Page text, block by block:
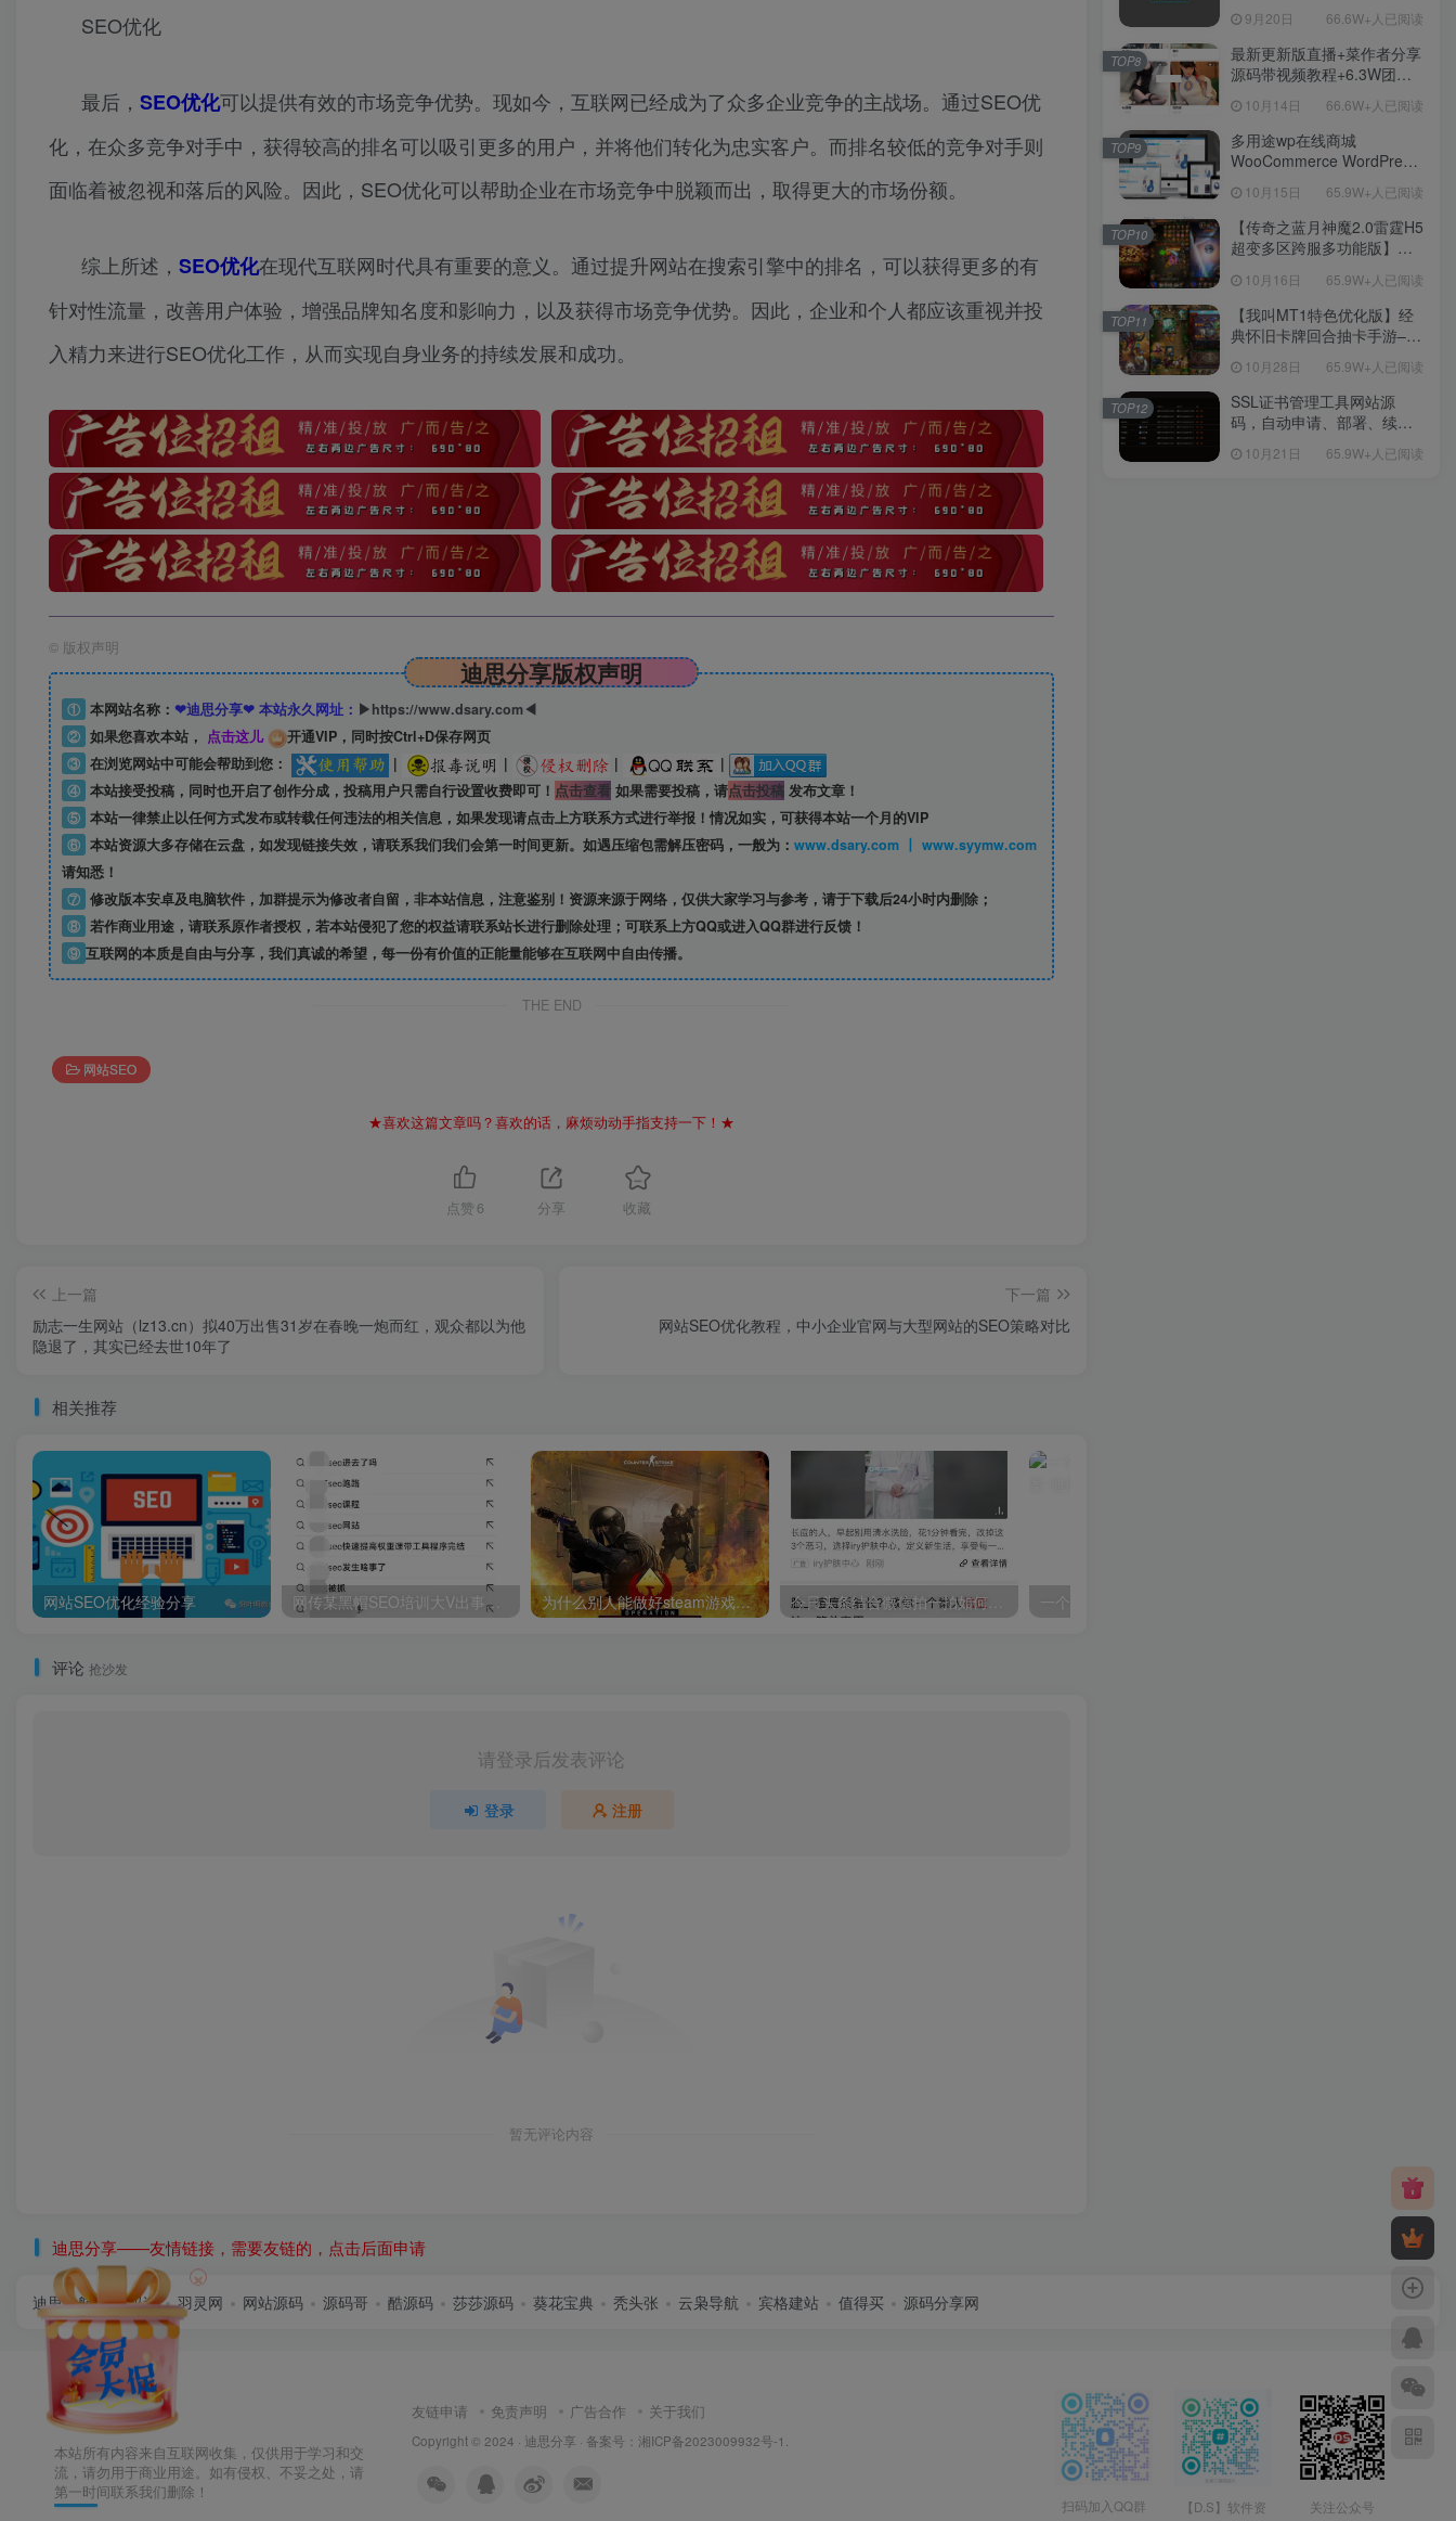
×
SEO优化
最后， SEO优化可以提供有效的市场竞争优势。现如今，互联网已经成为了众多企业竞争的主战场。通过SEO优
化，在众多竞争对手中，获得较高的排名可以吸引更多的用户，并将他们转化为忠实客户。而排名较低的竞争对手则
面临着被忽视和落后的风险。因此，SEO优化可以帮助企业在市场竞争中脱颖而出，取得更大的市场份额。
综上所述， SEO优化在现代互联网时代具有重要的意义。通过提升网站在搜索引擎中的排名，可以获得更多的有
针对性流量，改善用户体验，增强品牌知名度和影响力，以及获得市场竞争优势。因此，企业和个人都应该重视并投
入精力来进行SEO优化工作，从而实现自身业务的持续发展和成功。
© 版权声明
迪思分享版权声明
① 本网站名称： ❤迪思分享❤ 本站永久网址： ▶https://www.dsary.com◀
② 如果您喜欢本站， 点击这儿
开通VIP，同时按Ctrl+D保存网页
③ 在浏览网站中可能会帮助到您： | | |
|
④ 本站接受投稿，同时也开启了创作分成，投稿用户只需自行设置收费即可！ 点击查看如果需要投稿，请点击投稿发布文章！
⑤ 本站一律禁止以任何方式发布或转载任何违法的相关信息，如果发现请点击上方联系方式进行举报！情况如实，可获得本站一个月的VIP
⑥ 本站资源大多存储在云盘，如发现链接失效，请联系我们我们会第一时间更新。如遇压缩包需解压密码，一般为：
www.dsary.com 丨 www.syymw.com
请知悉！
⑦ 修改版本安卓及电脑软件，加群提示为修改者自留， 非本站信息，注意鉴别！资源来源于网络，仅供大家学习与参考，请于下载后24小时内删除；
⑧ 若作商业用途，请联系原作者授权，若本站侵犯了您的权益请联系站长进行删除处理；可联系上方QQ或进入QQ群进行反馈！
⑨ 互联网的本质是自由与分享，我们真诚的希望，每一份有价值的正能量能够在互联网中自由传播。
THE END
网站SEO
★喜欢这篇文章吗？喜欢的话，麻烦动动手指支持一下！★
点赞 6 分享 收藏
上一篇
励志一生网站（lz13.cn）拟40万出售31岁在春晚一炮而红，观众都以为他
隐退了，其实已经去世10年了
下一篇
网站SEO优化教程，中小企业官网与大型网站的SEO策略对比
相关推荐
网站SEO优化经验分享 网传某黑帽SEO培训大V出事了鲁迅玩伴闰土：57岁病逝，留下五子，如今后代现状让人感慨万千 为什么别人能做好steam游戏搬砖而你不能？ 今日头条结合微信拍一拍如何精准引流？
评论 抢沙发
请登录后发表评论
登录 注册
暂无评论内容
9月20日 66.6W+人已阅读
最新更新版直播+菜作者分享
源码带视频教程+6.3W团购
【源码+教程】
10月14日 66.6W+人已阅读
TOP8
多用途wp在线商城
WooCommerce WordPress
10月15日 65.9W+人已阅读
TOP9
【传奇之蓝月神魔2.0雷霆H5
超变多区跨服多功能版】三
理单机一键即玩镜像端-打包
Linux服务端源码-视频架设
教程
10月16日 65.9W+人已阅读
TOP10
【我叫MT1特色优化版】经
典怀旧卡牌回合抽卡手游–打
教程-多功能GM后台工具-网
页注册-安卓版本！
10月28日 65.9W+人已阅读
TOP11
SSL证书管理工具网站源
码，自动申请、部署、续期
10月21日 65.9W+人已阅读
TOP12
迪思分享——友情链接，需要友链的，点击后面申请
迪思导航 首码逸 羽灵网 网站源码 源码哥 酷源码 莎莎源码 葵花宝典 秃头张 云枭导航 宾格建站 值得买 源码分享网
本站所有内容来自互联网收集，仅供用于学习和交
流，请勿用于商业用途。如有侵权、不妥之处，请
第一时间联系我们删除！
友链申请 免责声明 广告合作 关于我们
Copyright © 2024 · 迪思分享 · 备案号： 湘ICP备2023009932号-1
扫码加入QQ群
【D.S】软件资
关注公众号